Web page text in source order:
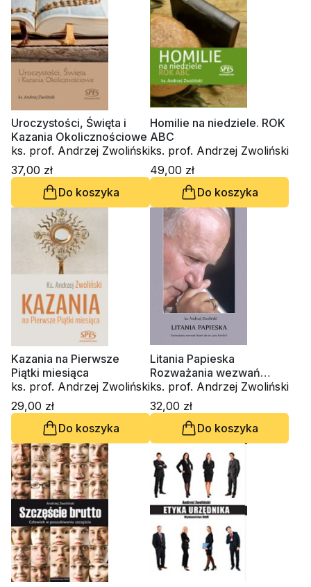
Uroczystości, Święta i
Kazania Okolicznościowe
ks. prof. Andrzej Zwoliński
37,00 zł
Do koszyka
Homilie na niedziele. ROK
ABC
ks. prof. Andrzej Zwoliński
49,00 zł
Do koszyka
Kazania na Pierwsze
Piątki miesiąca
ks. prof. Andrzej Zwoliński
29,00 zł
Do koszyka
Litania Papieska
Rozważania wezwań
litanii do św. Jana Pawła II
ks. prof. Andrzej Zwoliński
32,00 zł
Do koszyka